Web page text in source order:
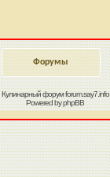
Форумы
Кулинарный форумforum.say7.info
Powered byphpBB